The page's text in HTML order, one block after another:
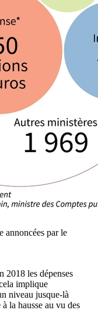
annoncées par le
2018 les dépenses
implique
niveau jusque-là
la hausse au vu des